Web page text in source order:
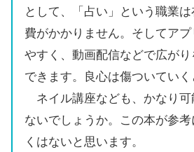
として、「占い」という職業
費がかかりません。そしてア
やすく、動画配信などで広が
できます。良心は傷ついてい
ネイル講座なども、かなり可
ないでしょうか。この本が参
くはないと思います。